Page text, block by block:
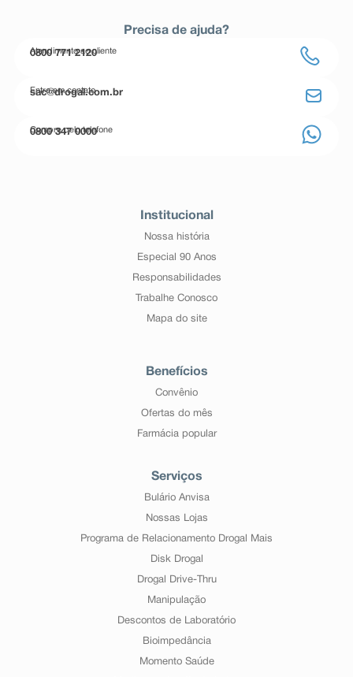
Precisa de ajuda?
Atendimento ao cliente
0800 771 2120
Entre em contato
sac@drogal.com.br
Compre pelo telefone
0800 347 0000
Institucional
Nossa história
Especial 90 Anos
Responsabilidades
Trabalhe Conosco
Mapa do site
Benefícios
Convênio
Ofertas do mês
Farmácia popular
Serviços
Bulário Anvisa
Nossas Lojas
Programa de Relacionamento Drogal Mais
Disk Drogal
Drogal Drive-Thru
Manipulação
Descontos de Laboratório
Bioimpedância
Momento Saúde